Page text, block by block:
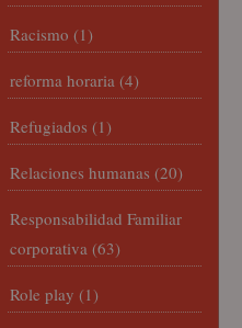
Racismo (1)
reforma horaria (4)
Refugiados (1)
Relaciones humanas (20)
Responsabilidad Familiar
corporativa (63)
Role play (1)